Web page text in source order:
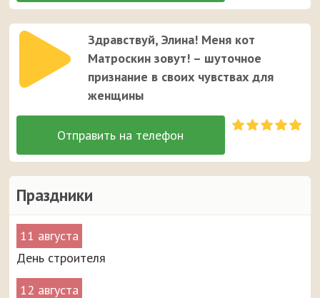
Праздники
11 августа
День строителя
12 августа
Здравствуй, Элина! Меня кот
Матроскин зовут! – шуточное
признание в своих чувствах для
женщины